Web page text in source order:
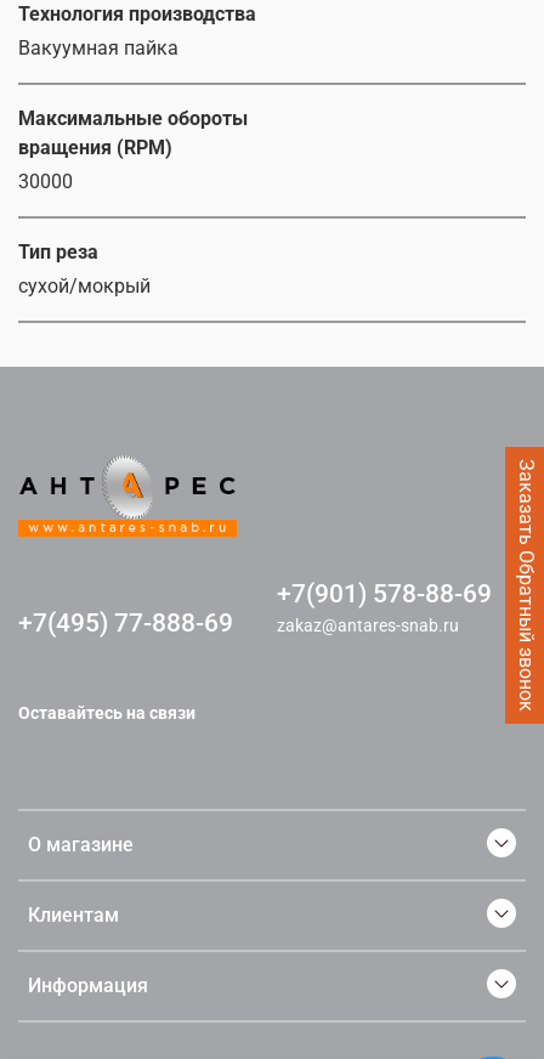
Заказать Обратный звонок
Технология производства
Вакуумная пайка
Максимальные обороты
вращения (RPM)
30000
Тип реза
сухой/мокрый
О магазине
Клиентам
Информация
+7(495) 77-888-69
+7(901) 578-88-69
zakaz@antares-snab.ru
Оставайтесь на связи